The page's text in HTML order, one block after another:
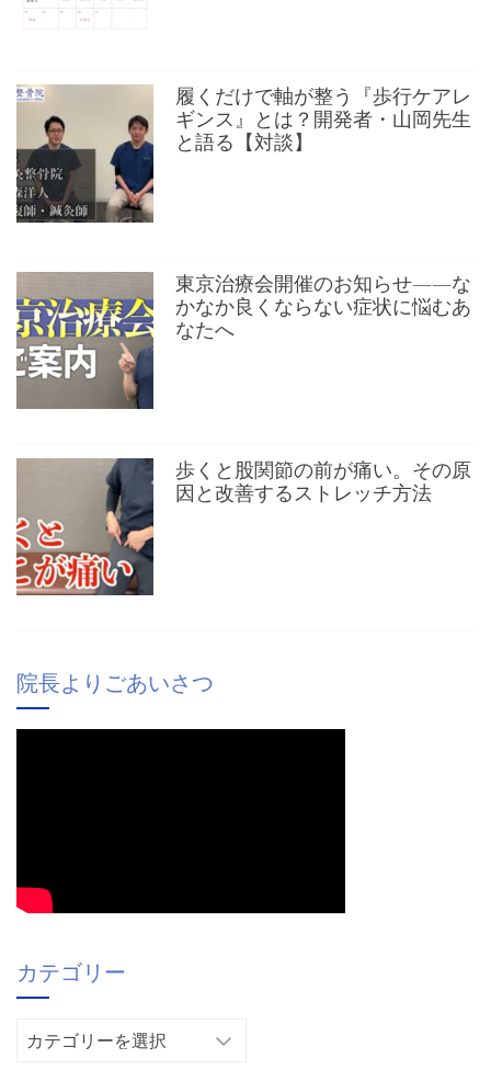
履くだけで軸が整う『歩行ケアレ
ギンス』とは？開発者・山岡先生
と語る【対談】
東京治療会開催のお知らせ——な
かなか良くならない症状に悩むあ
なたへ
歩くと股関節の前が痛い。その原
因と改善するストレッチ方法
院長よりごあいさつ
カテゴリー